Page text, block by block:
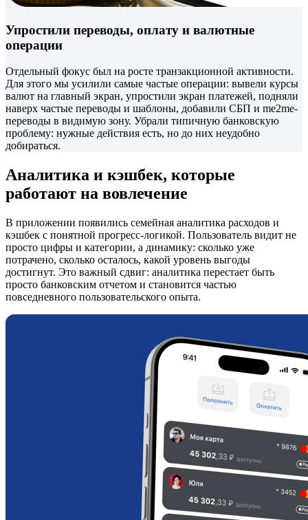
Упростили переводы, оплату и валютные
операции
Отдельный фокус был на росте транзакционной активности.
Для этого мы усилили самые частые операции: вывели курсы
валют на главный экран, упростили экран платежей, подняли
наверх частые переводы и шаблоны, добавили СБП и me2me-
переводы в видимую зону. Убрали типичную банковскую
проблему: нужные действия есть, но до них неудобно
добираться.
Аналитика и кэшбек, которые
работают на вовлечение
В приложении появились семейная аналитика расходов и
кэшбек с понятной прогресс-логикой. Пользователь видит не
просто цифры и категории, а динамику: сколько уже
потрачено, сколько осталось, какой уровень выгоды
достигнут. Это важный сдвиг: аналитика перестает быть
просто банковским отчетом и становится частью
повседневного пользовательского опыта.